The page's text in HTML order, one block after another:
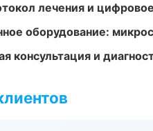
лечения и
оборудование:
консультация и